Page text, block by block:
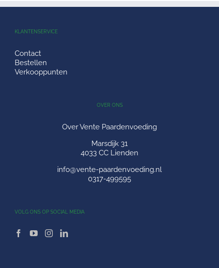
KLANTENSERVICE
Contact
Bestellen
Verkooppunten
OVER ONS
Over Vente Paardenvoeding
Marsdijk 31
4033 CC Lienden
info@vente-paardenvoeding.nl
0317-499595
VOLG ONS OP SOCIAL MEDIA